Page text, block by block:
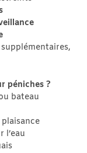
péniches ?
bateau
l’eau